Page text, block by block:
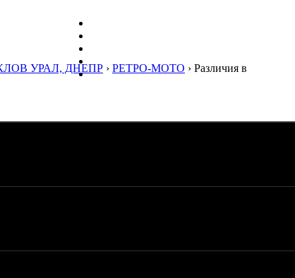
УРАЛ, ДНЕПР › РЕТРО-МОТО › Различия в